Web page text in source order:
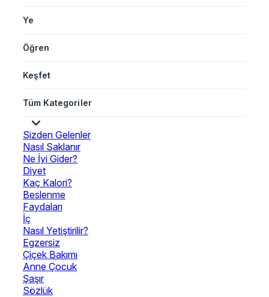
Ye
Öğren
Keşfet
Tüm Kategoriler
Sizden Gelenler
Nasıl Saklanır
Ne İyi Gider?
Diyet
Kaç Kalori?
Beslenme
Faydaları
İç
Nasıl Yetiştirilir?
Egzersiz
Çiçek Bakımı
Anne Çocuk
Şaşır
Sözlük